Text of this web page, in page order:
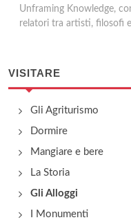
Unframing Knowledge,
relatori tra artisti, filosofi
VISITARE
Gli Agriturismo
Dormire
Mangiare e bere
La Storia
Gli Alloggi
I Monumenti